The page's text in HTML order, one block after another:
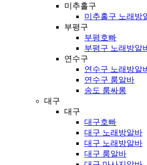
미추홀구
미추홀구 노래방
부평구
부평호빠
부평구 노래방알
연수구
연수구 노래방알
연수구 룸알바
송도 룸싸롱
대구
대구
대구호빠
대구 노래방알바
대구 노래방알바
대구 룸알바